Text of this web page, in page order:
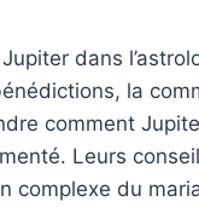
dans
la
comment
Leurs
complexe du